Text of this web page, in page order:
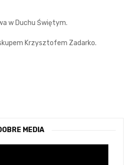
w Duchu Świętym.
Krzysztofem Zadarko.
MEDIA